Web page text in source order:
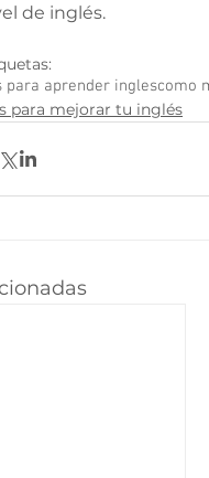
de inglés.
para aprender inglescomo
para mejorar tu inglés